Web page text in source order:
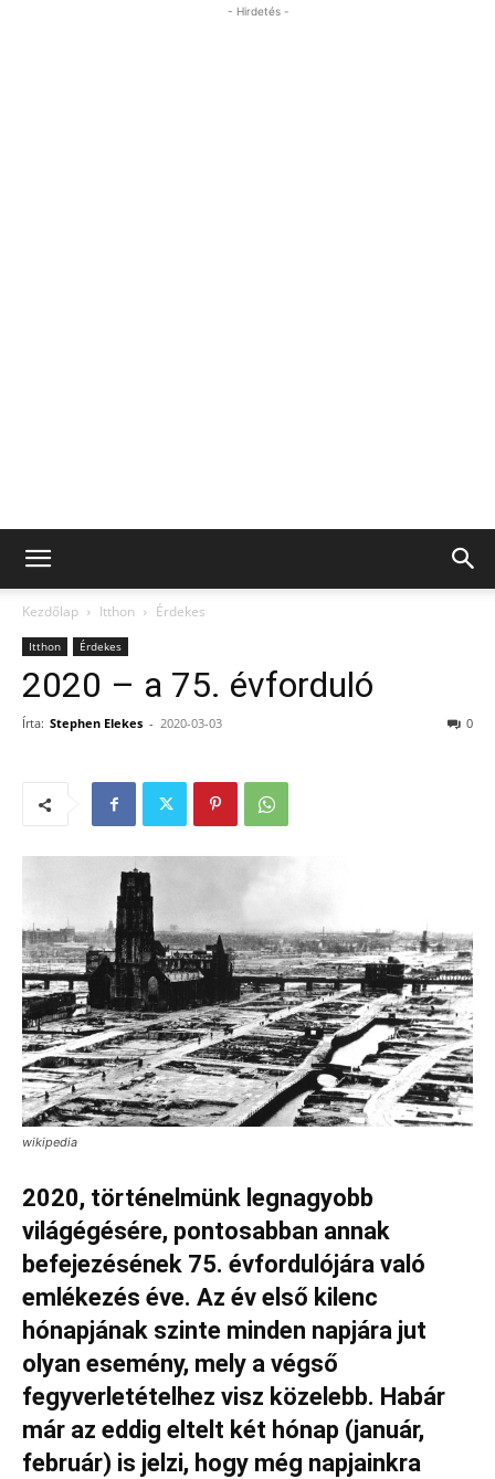
- Hirdetés -
Kezdőlap Itthon Érdekes
Itthon Érdekes
2020 – a 75. évforduló
Írta: Stephen Elekes - 2020-03-03 0
wikipedia
2020, történelmünk legnagyobb
világégésére, pontosabban annak
befejezésének 75. évfordulójára való
emlékezés éve. Az év első kilenc
hónapjának szinte minden napjára jut
olyan esemény, mely a végső
fegyverletételhez visz közelebb. Habár
már az eddig eltelt két hónap (január,
február) is jelzi, hogy még napjainkra